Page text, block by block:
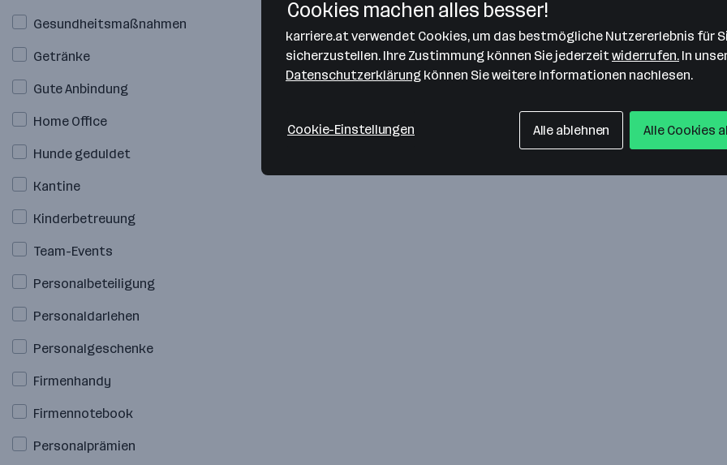
Gesundheitsmaßnahmen
Getränke
Gute Anbindung
Home Office
Hunde geduldet
Kantine
Kinderbetreuung
Team-Events
Personalbeteiligung
Personaldarlehen
Personalgeschenke
Firmenhandy
Firmennotebook
Personalprämien
Cookies machen alles besser!
karriere.at verwendet Cookies, um das bestmögliche Nutzererlebnis für
sicherzustellen. Ihre Zustimmung können Sie jederzeitwiderrufen. In
Datenschutzerklärung können Sie weitere Informationen nachlesen.
Cookie-Einstellungen Alle ablehnen Alle Cookies